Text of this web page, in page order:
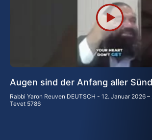
Augen sind der Anfang aller
Rabbi Yaron Reuven DEUTSCH
12. Januar 2026
Tevet 5786